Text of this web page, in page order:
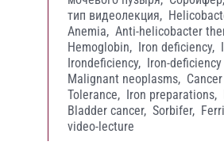
тип видеолекция,
Anemia, Anti-helicobacter
Hemoglobin, Iron deficiency,
Irondeficiency, Iron-
Malignant neoplasms,
Tolerance, Iron preparations,
Bladder cancer, Sorbifer,
video-lecture